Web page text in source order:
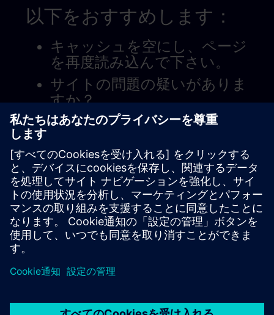
以下をおすすめします：
キャッシュを空にし、ページ
を再度読み込んで下さい。
サイトの問題の疑いがありま
すか？
問題を報告